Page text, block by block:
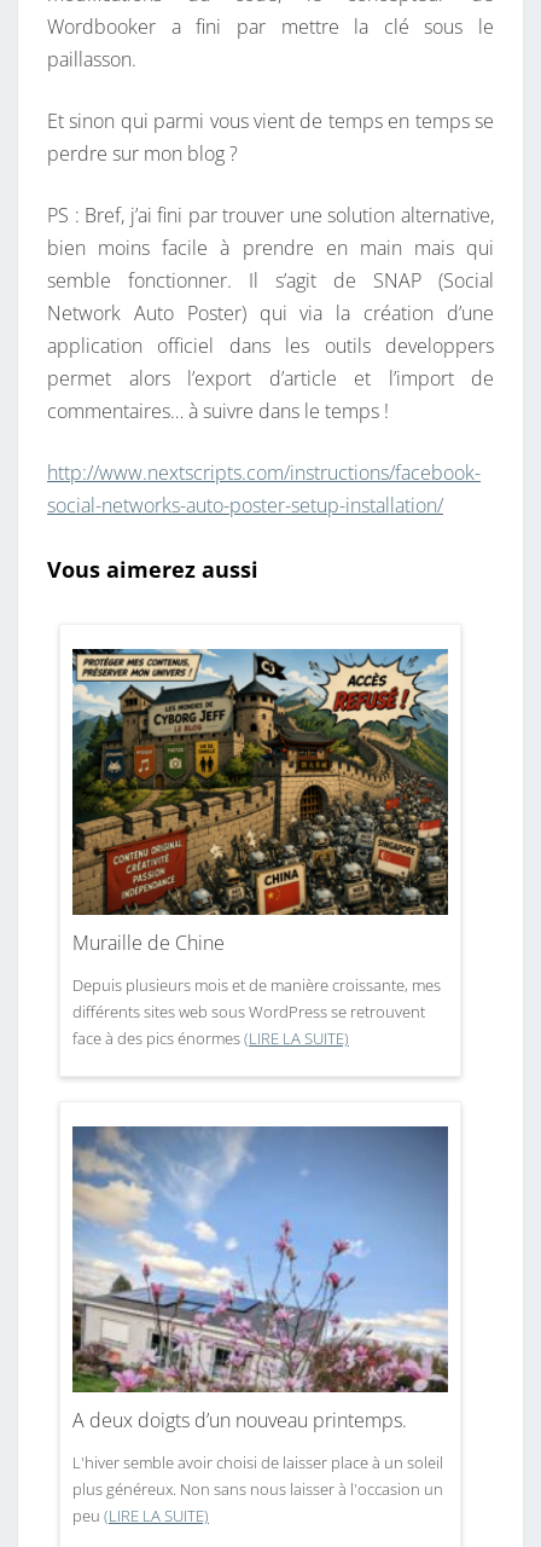
Wordbooker a fini par mettre la clé sous le
paillasson.
Et sinon qui parmi vous vient de temps en temps se
perdre sur mon blog ?
PS : Bref, j’ai fini par trouver une solution alternative,
bien moins facile à prendre en main mais qui
semble fonctionner. Il s’agit de SNAP (Social
Network Auto Poster) qui via la création d’une
application officiel dans les outils developpers
permet alors l’export d’article et l’import de
commentaires… à suivre dans le temps !
http://www.nextscripts.com/instructions/facebook-
social-networks-auto-poster-setup-installation/
Vous aimerez aussi
Muraille de Chine
Depuis plusieurs mois et de manière croissante, mes
différents sites web sous WordPress se retrouvent
face à des pics énormes(LIRE LA SUITE)
A deux doigts d’un nouveau printemps.
L'hiver semble avoir choisi de laisser place à un soleil
plus généreux. Non sans nous laisser à l'occasion un
peu (LIRE LA SUITE)